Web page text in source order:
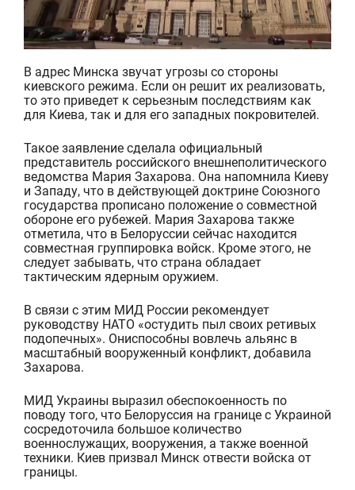
В адрес Минска звучат угрозы со стороны
киевского режима. Если он решит их реализовать,
то это приведет к серьезным последствиям как
для Киева, так и для его западных покровителей.
Такое заявление сделала официальный
представитель российского внешнеполитического
ведомства Мария Захарова. Она напомнила Киеву
и Западу, что в действующей доктринеСоюзного
государства прописано положение осовместной
оборонеего рубежей. Мария Захарова также
отметила, что в Белоруссии сейчас находится
совместная группировка войск. Кроме этого, не
следует забывать, что страна обладает
тактическим ядерным оружием.
В связи с этим МИД России рекомендует
руководству НАТО «остудить пыл своих ретивых
подопечных». Ониспособны вовлечь альянс в
масштабный вооруженный конфликт, добавила
Захарова.
МИД Украины выразил обеспокоенность по
поводу того, что Белоруссия на границе с Украиной
сосредоточила большое количество
военнослужащих, вооружения, а также военной
техники. Киев призвал Минск отвести войска от
границы.